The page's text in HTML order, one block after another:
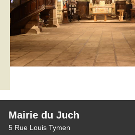
Mairie du Juch
5 Rue Louis Tymen